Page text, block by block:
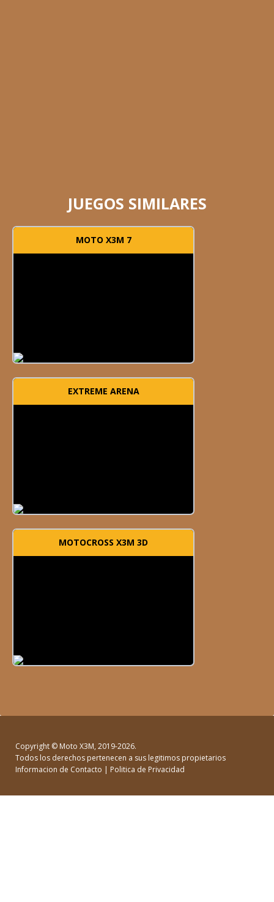
JUEGOS SIMILARES
MOTO X3M 7
EXTREME ARENA
MOTOCROSS X3M 3D
Copyright © Moto X3M, 2019-2026.
Todos los derechos pertenecen a sus legitimos propietarios
Informacion de Contacto | Politica de Privacidad